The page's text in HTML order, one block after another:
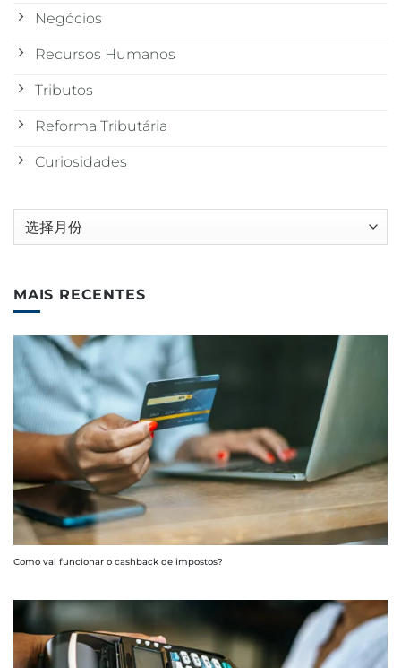
Negócios
Recursos Humanos
Tributos
Reforma Tributária
Curiosidades
MAIS RECENTES
Como vai funcionar o cashback de impostos?